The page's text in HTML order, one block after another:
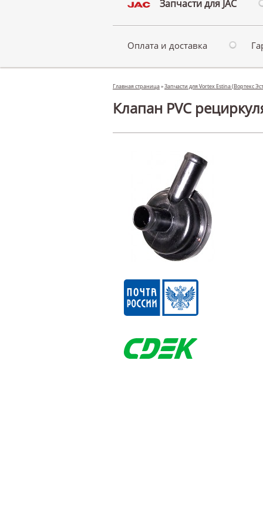
Запчасти для JAC
Оплата и доставка
Главная страница»Запчасти для Vortex Estina (Вортекс
Клапан PVC